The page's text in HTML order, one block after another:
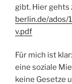
gibt. Hier gehts
berlin.de/
v.pdf
Für mich ist
eine soziale
keine Gesetze